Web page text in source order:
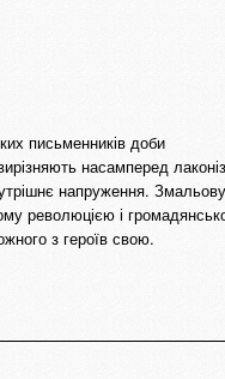
письменників доби
насамперед
напруження.
революцією і
з героїв свою.